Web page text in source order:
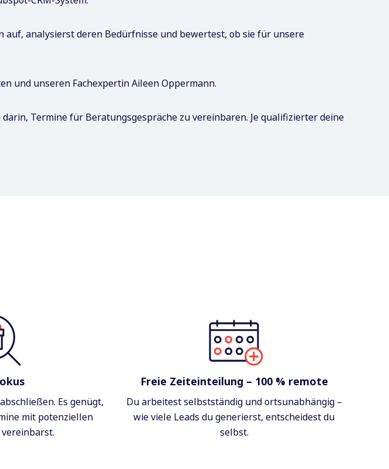
analysierst deren Bedürfnisse und bewertest, ob sie für unsere
und unseren Fachexpertin Aileen Oppermann.
Termine für Beratungsgespräche zu vereinbaren. Je qualifizierter deine
Es genügt,
mit potenziellen
Freie Zeiteinteilung – 100 % remote
Du arbeitest selbstständig und ortsunabhängig –
wie viele Leads du generierst, entscheidest du
selbst.